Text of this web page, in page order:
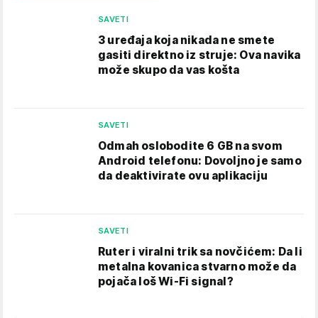
SAVETI
3 uređaja koja nikada ne smete
gasiti direktno iz struje: Ova navika
može skupo da vas košta
SAVETI
Odmah oslobodite 6 GB na svom
Android telefonu: Dovoljno je samo
da deaktivirate ovu aplikaciju
SAVETI
Ruter i viralni trik sa novčićem: Da li
metalna kovanica stvarno može da
pojača loš Wi-Fi signal?